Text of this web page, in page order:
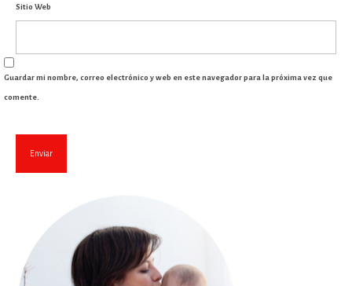
Sitio Web
Guardar mi nombre, correo electrónico y web en este navegador para la próxima vez que
comente.